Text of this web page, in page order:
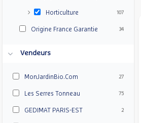
Horticulture 107
Origine France Garantie 34
Vendeurs
MonJardinBio.com 27
Les Serres Tonneau 75
GEDIMAT PARIS-EST 2